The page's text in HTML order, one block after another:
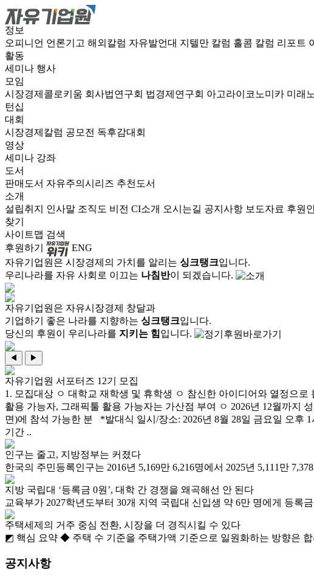
정보
오피니언 언론기고 해외칼럼 자유발언대 지텔만 칼럼 홀콤 칼럼 리포트
활동
세미나 행사
모임
시장경제콜로키움 회사법연구회 법경제연구회 아고라이코노미카 미래
턴십
대회
시장경제칼럼 공모전 독후감대회
영상
세미나 강좌
도서
판매도서 자유주의시리즈 추천도서
소개
설립취지 인사말 조직도 비전 CI소개 오시는길 공지사항 보도자료 후원
찾기
사이트맵 검색
후원하기
ENG
자유기업원은 시장경제의 가치를 알리는 싱크탱크입니다.
우리나라를 자유 사회로 이끄는 나침반이 되겠습니다.
자유기업원은 자유시장경제 창달과
기업하기 좋은 나라를 지향하는 싱크탱크입니다.
당신의 후원이 우리나라를 지키는 힘입니다.
◀ ▶
자유기업원 서포터즈 12기 모집
1. 모집대상 ㅇ 대학교 재학생 및 휴학생 ㅇ 참신한 아이디어와 열정으
활용 가능자, 그래픽툴 활용 가능자는 가산점 부여 ㅇ 2026년 12월까지
면)에 참석 가능한 분 *발대식 일시/장소: 2026년 8월 28일 금요일 오후
기간 ..
인구는 줄고, 지방정부는 커졌다
한국의 주민등록인구는 2016년 5,169만 6,216명에서 2025년 5,111만
지방 국립대 ‘등록금 0원’, 대학 간 경쟁을 왜곡해선 안 된다
교육부가 2027학년도부터 30개 지역 국립대 신입생 약 6만 명에게 등록
주택세제의 거주 중심 전환, 시장을 더 경직시킬 수 있다
◩ 핵심 요약 ◆ 주택 수 기준을 주택가액 기준으로 일원화하는 방향은
공지사항